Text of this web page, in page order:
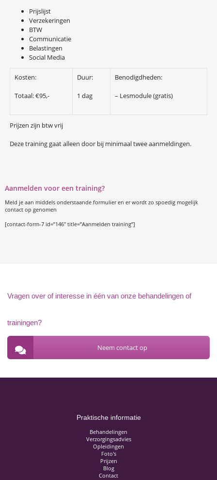
Prijslijst
Verzekeringen
BTW
Communicatie
Belastingen
Social Media
Kosten:
Totaal: €95,-
Duur:
1 dag
Benodigdheden:
– Lesmodule (gratis)
Prijzen zijn btw vrij
Deze training gaat alleen door bij minimaal twee aanmeldingen.
Aanmelden voor een training?
Meld je aan middels onderstaande formulier en er wordt zo spoedig mogelijk
contact op genomen
[contact-form-7 id=”146″ title=”Aanmelden training”]
Vragen over of interesse in één van onze behandelingen of
trainingen?
Neem contact op
Praktische informatie
Behandelingen
Verzorgingsadvies
Opleidingen
Foto's
Prijzen
Blog
Contact